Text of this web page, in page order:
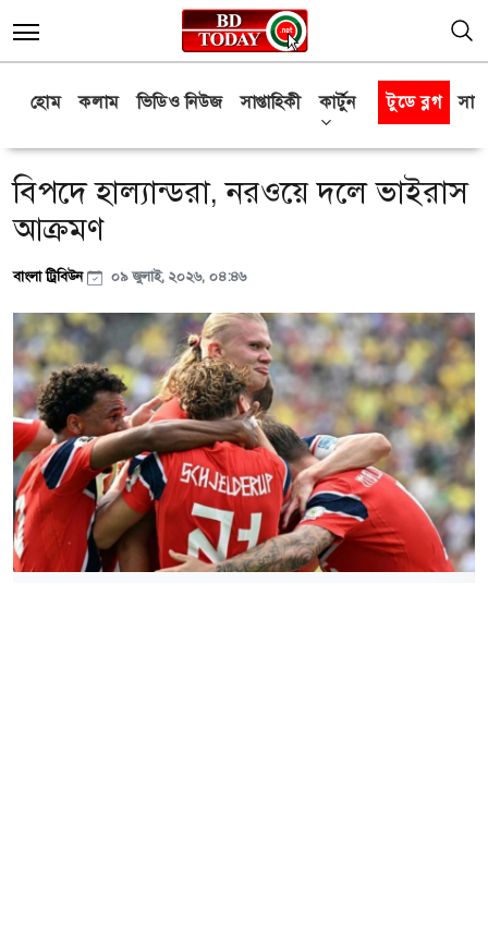
হোম কলাম ভিডিও নিউজ সাপ্তাহিকী কার্টুন টুডে ব্লগ
বিপদে হাল্যান্ডরা, নরওয়ে দলে ভাইরাস
আক্রমণ
বাংলা ট্রিবিউন ০৯ জুলাই, ২০২৬, ০৪:৪৬